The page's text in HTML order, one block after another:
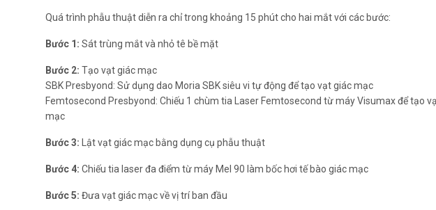
Quá trình phẫu thuật diễn ra chỉ trong khoảng 15 phút cho hai mắt với các bước:
Bước 1: Sát trùng mắt và nhỏ tê bề mặt
Bước 2: Tạo vạt giác mạc
SBK Presbyond: Sử dụng dao Moria SBK siêu vi tự động để tạo vạt giác mạc
Femtosecond Presbyond: Chiếu 1 chùm tia Laser Femtosecond từ máy Visumax để tạo
mạc
Bước 3: Lật vạt giác mạc bằng dụng cụ phẫu thuật
Bước 4: Chiếu tia laser đa điểm từ máy Mel 90 làm bốc hơi tế bào giác mạc
Bước 5: Đưa vạt giác mạc về vị trí ban đầu